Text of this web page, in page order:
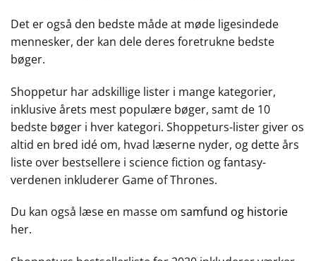
Det er også den bedste måde at møde ligesindede
mennesker, der kan dele deres foretrukne bedste
bøger.
Shoppetur har adskillige lister i mange kategorier,
inklusive årets mest populære bøger, samt de 10
bedste bøger i hver kategori. Shoppeturs-lister giver os
altid en bred idé om, hvad læserne nyder, og dette års
liste over bestsellere i science fiction og fantasy-
verdenen inkluderer Game of Thrones.
Du kan også læse en masse om samfund og historie
her.